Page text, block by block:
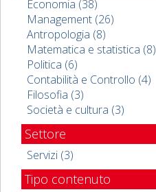
Economia (38)
Management (26)
Antropologia (8)
Matematica e statistica (8)
Politica (6)
Contabilità e Controllo (4)
Filosofia (3)
Società e cultura (3)
Settore
Servizi (3)
Tipo contenuto